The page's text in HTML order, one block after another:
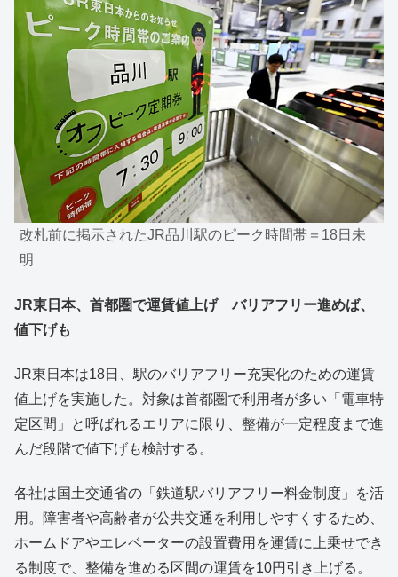
改札前に掲示されたJR品川駅のピーク時間帯＝18日未
明
JR東日本、首都圏で運賃値上げ バリアフリー進めば、
値下げも
JR東日本は18日、駅のバリアフリー充実化のための運賃
値上げを実施した。対象は首都圏で利用者が多い「電車特
定区間」と呼ばれるエリアに限り、整備が一定程度まで進
んだ段階で値下げも検討する。
各社は国土交通省の「鉄道駅バリアフリー料金制度」を活
用。障害者や高齢者が公共交通を利用しやすくするため、
ホームドアやエレベーターの設置費用を運賃に上乗せでき
る制度で、整備を進める区間の運賃を10円引き上げる。